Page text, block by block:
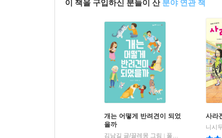
이 책을 구입하신 분들이 산 분야 연관 책
개는 어떻게 반려견이 되었
을까
김남길 글/끌레몽 그림
풀과바람
사라